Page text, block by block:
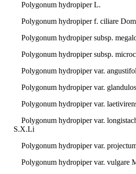
Polygonum hydropiper L.
Polygonum hydropiper f. ciliare
Polygonum hydropiper subsp.
Polygonum hydropiper subsp.
Polygonum hydropiper var.
Polygonum hydropiper var.
Polygonum hydropiper var.
Polygonum hydropiper var.
S.X.Li
Polygonum hydropiper var.
Polygonum hydropiper var. vulgare